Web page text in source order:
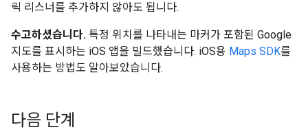
릭 리스너를 추가하지 않아도 됩니다.
수고하셨습니다. 특정 위치를 나타내는 마커가 포함된 Google
지도를 표시하는 iOS 앱을 빌드했습니다. iOS용 Maps SDK를
사용하는 방법도 알아보았습니다.
다음 단계